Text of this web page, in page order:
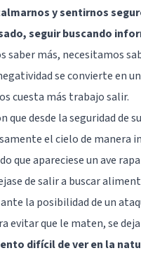
y sentirnos
seguir buscando
saber más, necesitamos
se convierte en
cuesta más trabajo salir.
que desde la seguridad de
el cielo de manera
que apareciese un ave
de salir a buscar
la posibilidad de un
evitar que le maten, se
difícil de ver en la